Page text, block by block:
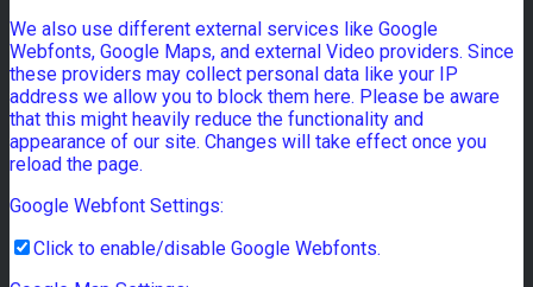
We also use different external services like Google
Webfonts, Google Maps, and external Video providers. Since
these providers may collect personal data like your IP
address we allow you to block them here. Please be aware
that this might heavily reduce the functionality and
appearance of our site. Changes will take effect once you
reload the page.
Google Webfont Settings:
Click to enable/disable Google Webfonts.